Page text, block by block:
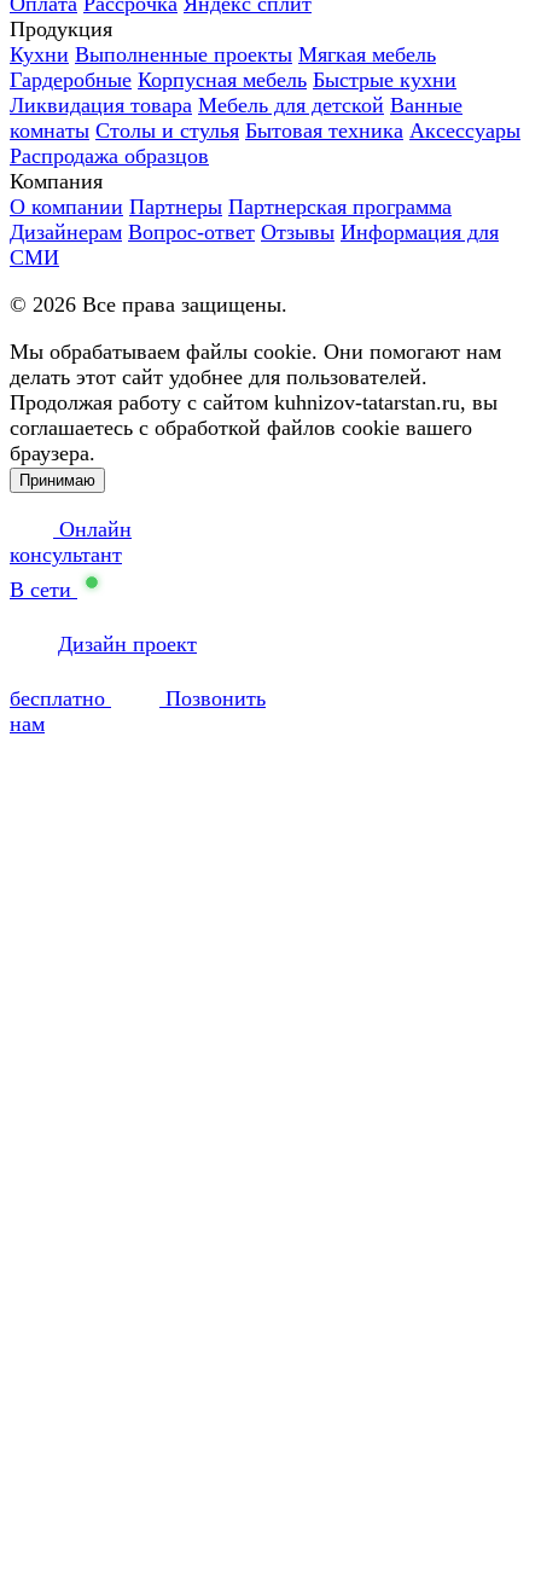
Продукция
Кухни Выполненные проекты Мягкая мебель
Гардеробные Корпусная мебель Быстрые кухни
Ликвидация товара Мебель для детской Ванные
комнаты Столы и стулья Бытовая техника Аксессуары
Распродажа образцов
Компания
О компании Партнеры Партнерская программа
Дизайнерам Вопрос-ответ Отзывы Информация для
СМИ
© 2026 Все права защищены.
Мы обрабатываем файлы cookie. Они помогают нам
делать этот сайт удобнее для пользователей.
Продолжая работу с сайтом kuhnizov-tatarstan.ru, вы
соглашаетесь с обработкой файлов cookie вашего
браузера.
Принимаю
Онлайн
консультант
В сети
Дизайн проект
бесплатно
Позвонить
нам